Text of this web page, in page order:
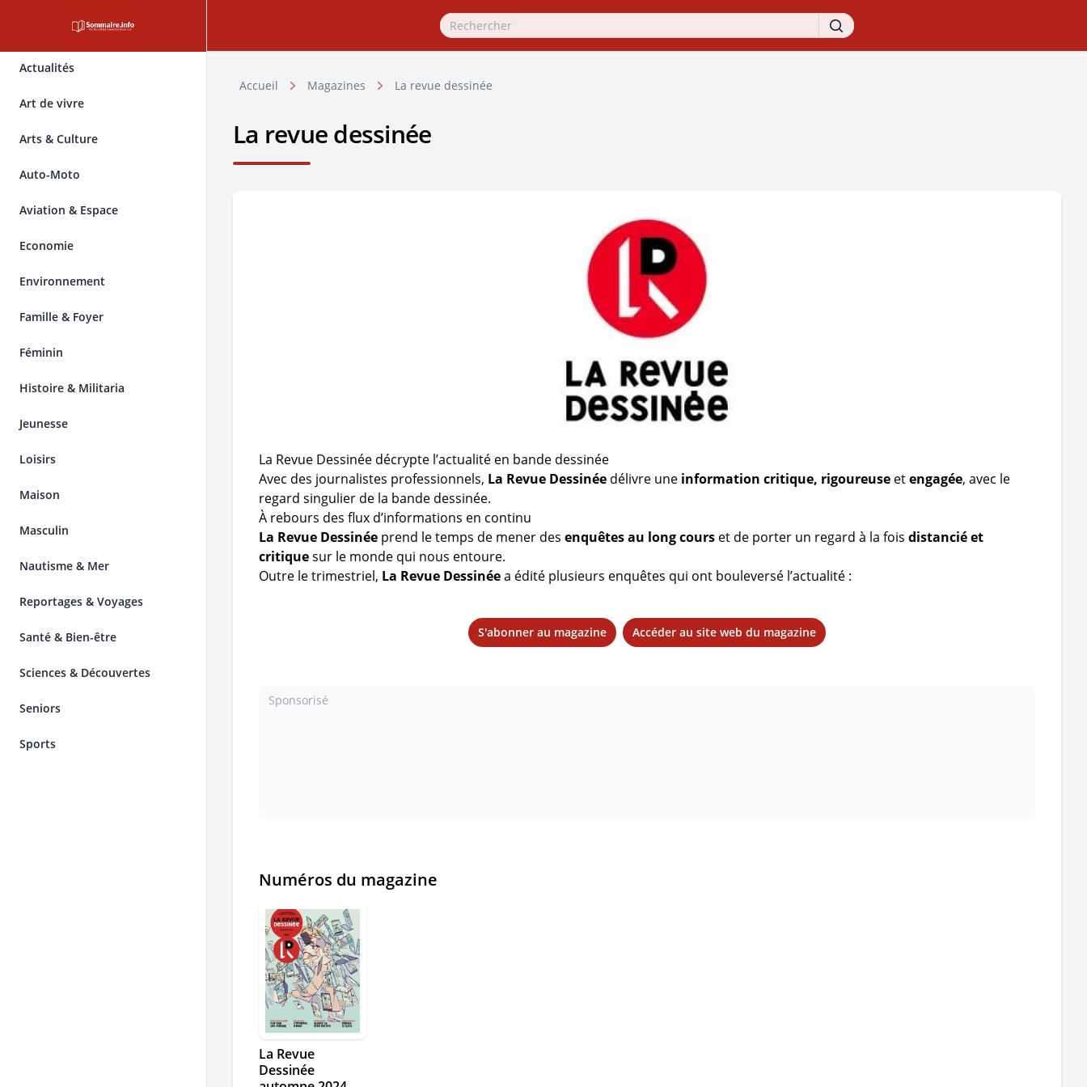
Actualités
Art de vivre
Arts & Culture
Auto-Moto
Aviation & Espace
Economie
Environnement
Famille & Foyer
Féminin
Histoire & Militaria
Jeunesse
Loisirs
Maison
Masculin
Nautisme & Mer
Reportages & Voyages
Santé & Bien-être
Sciences & Découvertes
Seniors
Sports
Accueil Magazines La revue dessinée
La revue dessinée
La Revue Dessinée décrypte l’actualité en bande dessinée
Avec des journalistes professionnels, La Revue Dessinée délivre une information critique, rigoureuse etengagée, avec le
regard singulier de la bande dessinée.
À rebours des flux d’informations en continu
La Revue Dessinée prend le temps de mener des enquêtes au long cours et de porter un regard à la fois distancié et
critiquesur le monde qui nous entoure.
Outre le trimestriel, La Revue Dessinéea édité plusieurs enquêtes qui ont bouleversé l’actualité :
S'abonner au magazine Accéder au site web du magazine
Sponsorisé
Numéros du magazine
La Revue
Dessinée